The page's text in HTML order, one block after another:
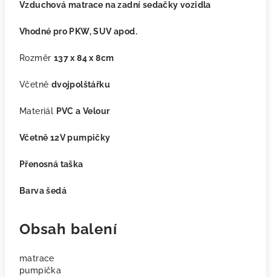
Vzduchová matrace na zadní sedačky vozidla
Vhodné pro PKW, SUV apod.
Rozměr 137 x 84 x 8cm
Včetně dvojpolštářku
Materiál PVC a Velour
Včetně 12V pumpičky
Přenosná taška
Barva šedá
Obsah balení
matrace
pumpička